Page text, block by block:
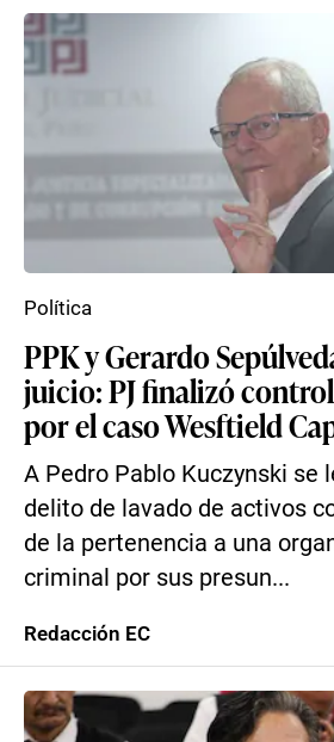
PPK y Gerardo
juicio: PJ finalizó
por el caso Wesftield
A Pedro Pablo Kuczynski se
delito de lavado de activos
de la pertenencia a una
criminal por sus presun...
Política
Redacción EC